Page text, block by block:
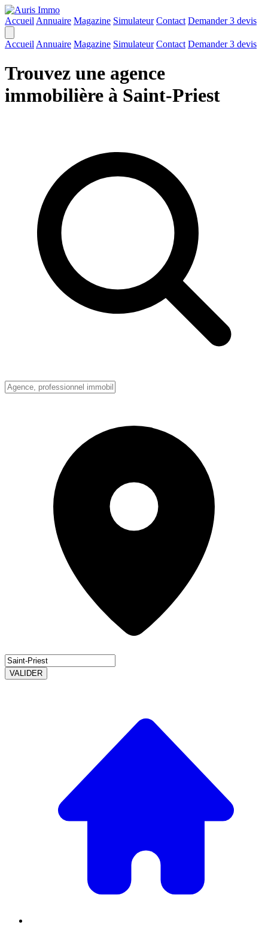
Accueil Annuaire Magazine Simulateur Contact Demander 3 devis
Accueil Annuaire Magazine Simulateur Contact Demander 3 devis
Trouvez une agence
immobilière à Saint-Priest
VALIDER